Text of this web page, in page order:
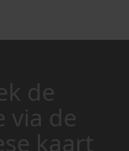
de
via de
kaart